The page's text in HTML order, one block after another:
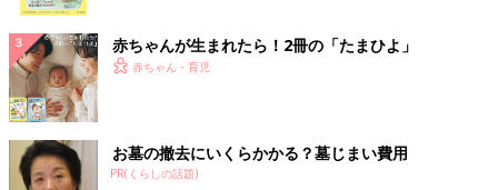
赤ちゃんが生まれたら！2冊の「たまひよ」
赤ちゃん・育児
お墓の撤去にいくらかかる？墓じまい費用
PR(くらしの話題)